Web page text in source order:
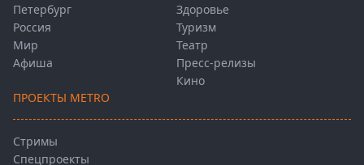
Петербург
Россия
Мир
Афиша
Здоровье
Туризм
Театр
Пресс-релизы
Кино
ПРОЕКТЫ METRO
Стримы
Спецпроекты